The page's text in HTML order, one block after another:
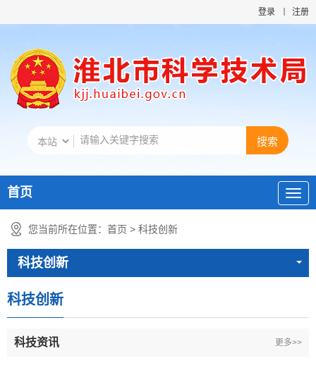
登录 注册
首页
您当前所在位置： 首页 > 科技创新
科技创新
科技创新
科技资讯 更多>>